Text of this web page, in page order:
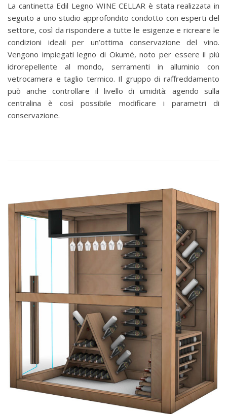
La cantinetta Edil Legno WINE CELLAR è stata realizzata in
seguito a uno studio approfondito condotto con esperti del
settore, così da rispondere a tutte le esigenze e ricreare le
condizioni ideali per un’ottima conservazione del vino.
Vengono impiegati legno di Okumé, noto per essere il più
idrorepellente al mondo, serramenti in alluminio con
vetrocamera e taglio termico. Il gruppo di raffreddamento
può anche controllare il livello di umidità: agendo sulla
centralina è così possibile modificare i parametri di
conservazione.